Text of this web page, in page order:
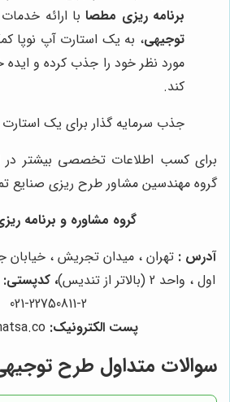
برنامه ریزی مطصابا ارائه
توجیهی، به یک استارت آپ نوپا
مورد نظر خود را جذب کرده و ایده
کند.
جذب سرمایه گذار برای یک استارت
برای کسب اطلاعات تخصصی بیشتر در
گروه مهندسین مشاور طرح ریزی صنایع
گروه مشاوره و برنامه
آدرس :
اول ، واحد 2 (بالاتر از تندیس)
، کدپستی: ۱۹۸۹۶۳۴۴۱۴
2-22750811-021
پست الکترونیک:
سوالات متداول طرح